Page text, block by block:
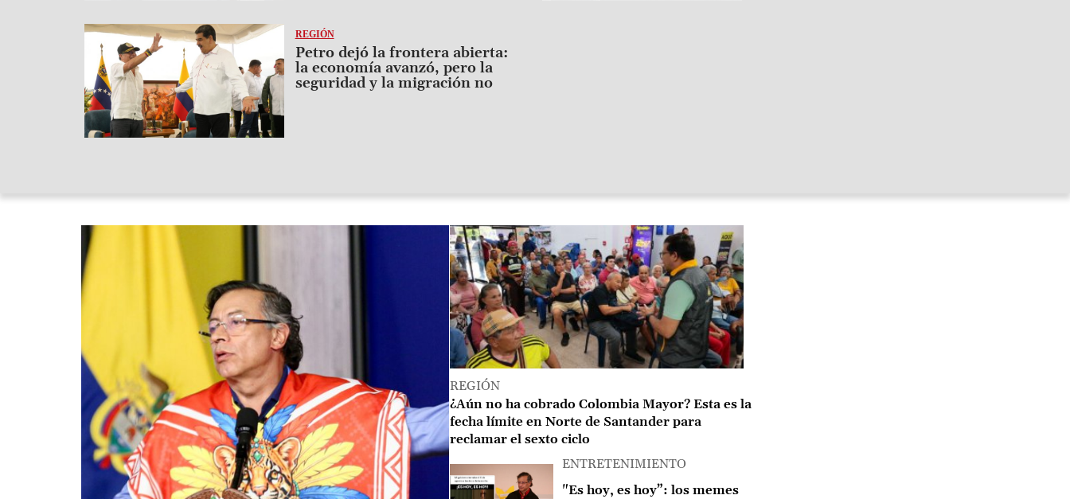
Image REGIÓN
Petro dejó la frontera abierta:
la economía avanzó, pero la
seguridad y la migración no
Image Image
REGIÓN
¿Aún no ha cobrado Colombia Mayor? Esta es la
fecha límite en Norte de Santander para
reclamar el sexto ciclo
Image
ENTRETENIMIENTO
"Es hoy, es hoy”: los memes